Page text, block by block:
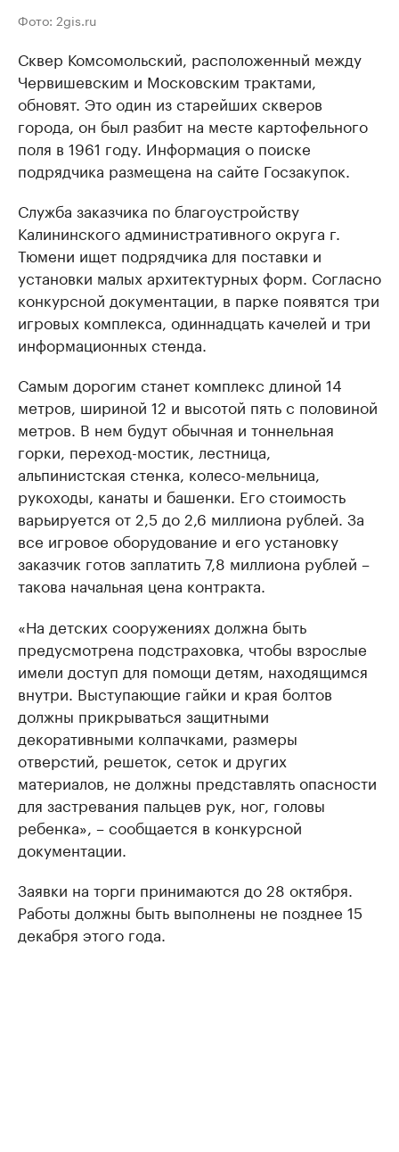
Фото: 2gis.ru
Сквер Комсомольский, расположенный между
Червишевским и Московским трактами,
обновят. Это один из старейших скверов
города, он был разбит на месте картофельного
поля в 1961 году. Информация о поиске
подрядчика размещена на сайте Госзакупок.
Служба заказчика по благоустройству
Калининского административного округа г.
Тюмени ищет подрядчика для поставки и
установки малых архитектурных форм. Согласно
конкурсной документации, в парке появятся три
игровых комплекса, одиннадцать качелей и три
информационных стенда.
Самым дорогим станет комплекс длиной 14
метров, шириной 12 и высотой пять с половиной
метров. В нем будут обычная и тоннельная
горки, переход-мостик, лестница,
альпинистская стенка, колесо-мельница,
рукоходы, канаты и башенки. Его стоимость
варьируется от 2,5 до 2,6 миллиона рублей. За
все игровое оборудование и его установку
заказчик готов заплатить 7,8 миллиона рублей –
такова начальная цена контракта.
«На детских сооружениях должна быть
предусмотрена подстраховка, чтобы взрослые
имели доступ для помощи детям, находящимся
внутри. Выступающие гайки и края болтов
должны прикрываться защитными
декоративными колпачками, размеры
отверстий, решеток, сеток и других
материалов, не должны представлять опасности
для застревания пальцев рук, ног, головы
ребенка», – сообщается в конкурсной
документации.
Заявки на торги принимаются до 28 октября.
Работы должны быть выполнены не позднее 15
декабря этого года.